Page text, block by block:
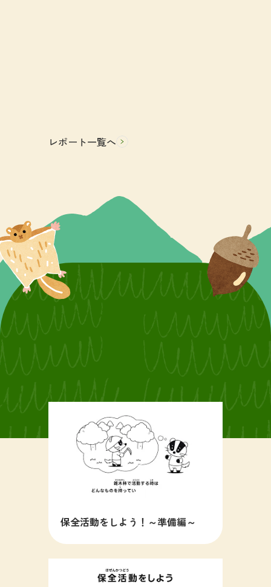
レポート一覧へ
保全活動をしよう！～準備編～